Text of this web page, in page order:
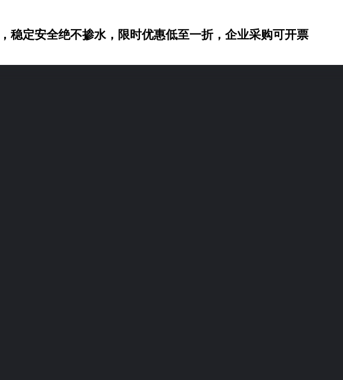
，稳定安全绝不掺水，限时优惠低至一折，企业采购可开票